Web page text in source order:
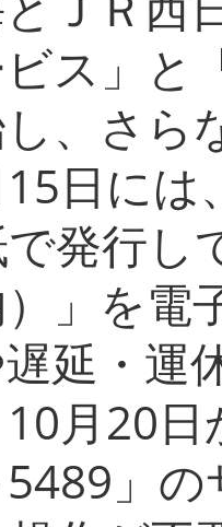
ビス」
、さら
日に
発行し
」を電
延・運
月20
」